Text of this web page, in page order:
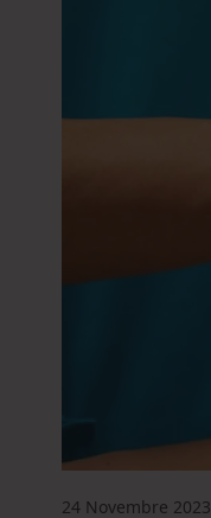
24 Novembre 2023